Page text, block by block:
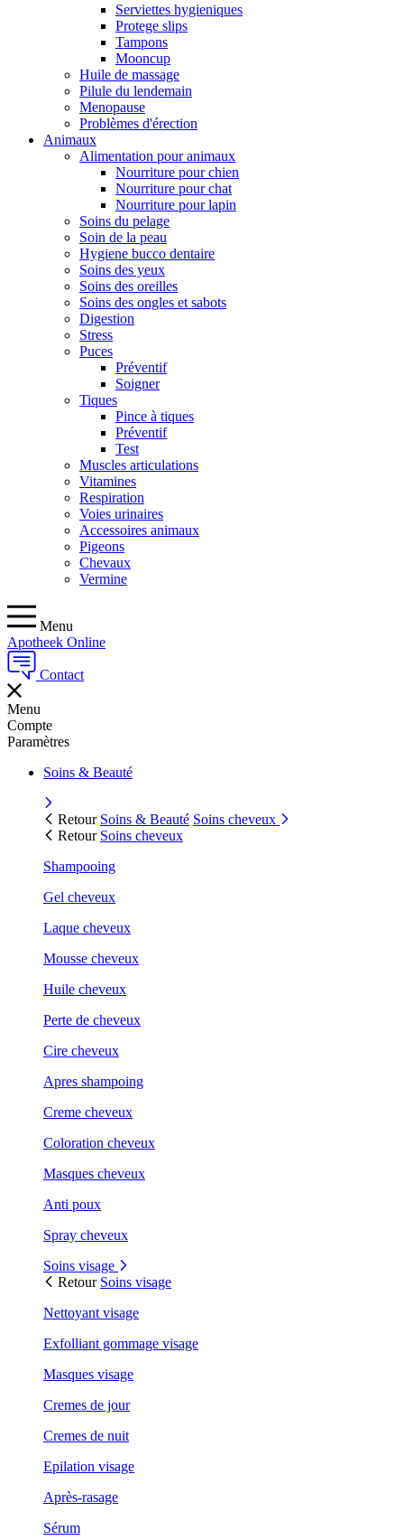
Serviettes hygieniques
Protege slips
Tampons
Mooncup
Huile de massage
Pilule du lendemain
Menopause
Problèmes d'érection
Animaux
Alimentation pour animaux
Nourriture pour chien
Nourriture pour chat
Nourriture pour lapin
Soins du pelage
Soin de la peau
Hygiene bucco dentaire
Soins des yeux
Soins des oreilles
Soins des ongles et sabots
Digestion
Stress
Puces
Préventif
Soigner
Tiques
Pince à tiques
Préventif
Test
Muscles articulations
Vitamines
Respiration
Voies urinaires
Accessoires animaux
Pigeons
Chevaux
Vermine
Menu
Apotheek Online
Contact
Menu
Compte
Paramètres
Soins & Beauté
Retour Soins & Beauté Soins cheveux
Retour Soins cheveux
Shampooing
Gel cheveux
Laque cheveux
Mousse cheveux
Huile cheveux
Perte de cheveux
Cire cheveux
Apres shampoing
Creme cheveux
Coloration cheveux
Masques cheveux
Anti poux
Spray cheveux
Soins visage
Retour Soins visage
Nettoyant visage
Exfolliant gommage visage
Masques visage
Cremes de jour
Cremes de nuit
Epilation visage
Après-rasage
Sérum